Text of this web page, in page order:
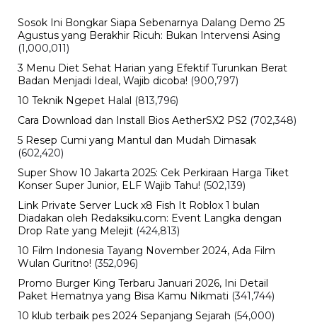
Sosok Ini Bongkar Siapa Sebenarnya Dalang Demo 25
Agustus yang Berakhir Ricuh: Bukan Intervensi Asing
(1,000,011)
3 Menu Diet Sehat Harian yang Efektif Turunkan Berat
Badan Menjadi Ideal, Wajib dicoba! (900,797)
10 Teknik Ngepet Halal (813,796)
Cara Download dan Install Bios AetherSX2 PS2 (702,348)
5 Resep Cumi yang Mantul dan Mudah Dimasak
(602,420)
Super Show 10 Jakarta 2025: Cek Perkiraan Harga Tiket
Konser Super Junior, ELF Wajib Tahu! (502,139)
Link Private Server Luck x8 Fish It Roblox 1 bulan
Diadakan oleh Redaksiku.com: Event Langka dengan
Drop Rate yang Melejit (424,813)
10 Film Indonesia Tayang November 2024, Ada Film
Wulan Guritno! (352,096)
Promo Burger King Terbaru Januari 2026, Ini Detail
Paket Hematnya yang Bisa Kamu Nikmati (341,744)
10 klub terbaik pes 2024 Sepanjang Sejarah (54,000)